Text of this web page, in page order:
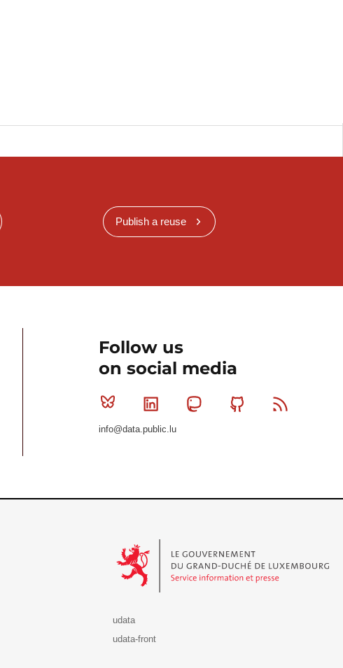
Publish a reuse
Follow us
on social media
Bluesky Linkedin MastodonGithub
info@data.public.lu
udata
udata-front